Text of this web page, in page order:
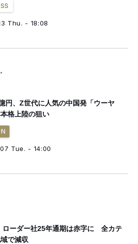
Thu. - 18:08
円、Z世代に人気の中国発「ウーヤ
格上陸の狙い
Tue. - 14:00
ローダー社25年通期は赤字に 全カテ
で減収